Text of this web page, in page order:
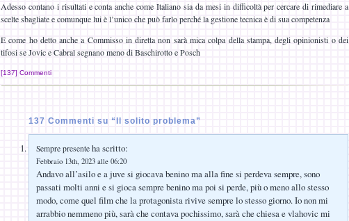
Adesso contano i risultati e conta anche come Italiano sia da mesi in difficoltà per cercare di rimediare a
scelte sbagliate e comunque lui è l’unico che può farlo perché la gestione tecnica è di sua competenza
E come ho detto anche a Commisso in diretta non sarà mica colpa della stampa, degli opinionisti o dei
tifosi se Jovic e Cabral segnano meno di Baschirotto e Posch
[137] Commenti
137 Commenti su “Il solito problema”
Sempre presente ha scritto:
Febbraio 13th, 2023 alle 06:20
Andavo all’asilo e a juve si giocava benino ma alla fine si perdeva sempre, sono
passati molti anni e si gioca sempre benino ma poi si perde, più o meno allo stesso
modo, come quel film che la protagonista rivive sempre lo stesso giorno. Io non mi
arrabbio nemmeno più, sarà che contava pochissimo, sarà che chiesa e vlahovic mi